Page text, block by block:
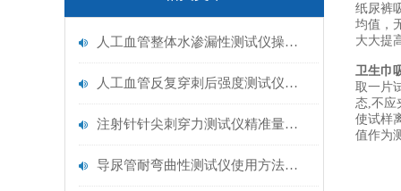
人工血管整体水渗漏性测试仪操作中最容易出错的步骤
人工血管反复穿刺后强度测试仪是什么？透析患者的“生命管“质量靠它把关！
注射针针尖刺穿力测试仪精准量化针尖锋利度，构筑临床安全防线
导尿管耐弯曲性测试仪使用方法与操作规范
纸尿裤
均值，
大大提
卫生巾
取一片
态,不应
使试样
值作为